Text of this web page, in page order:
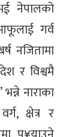
नेपालको
गर्व
नजितामा
र विश्वमै
नाराका
क्षेत्र र